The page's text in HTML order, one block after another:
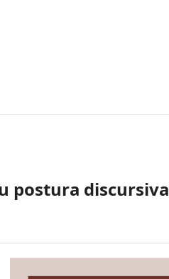
postura discursiva